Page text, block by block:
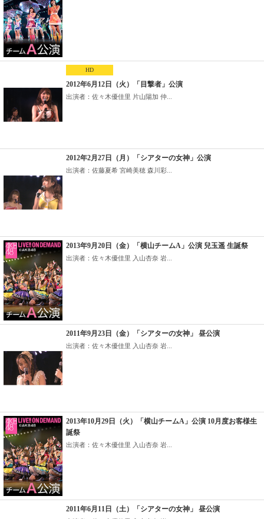
HD
2012年6月12日（火）「目撃者」公演
出演者：佐々木優佳里 片山陽加 仲...
2012年2月27日（月）「シアターの女神」公演
出演者：佐藤夏希 宮崎美穂 森川彩...
2013年9月20日（金）「横山チームA」公演 兒玉遥 生誕祭
出演者：佐々木優佳里 入山杏奈 岩...
2011年9月23日（金）「シアターの女神」 昼公演
出演者：佐々木優佳里 入山杏奈 岩...
2013年10月29日（火）「横山チームA」公演 10月度お客様生
誕祭
出演者：佐々木優佳里 入山杏奈 岩...
2011年6月11日（土）「シアターの女神」 昼公演